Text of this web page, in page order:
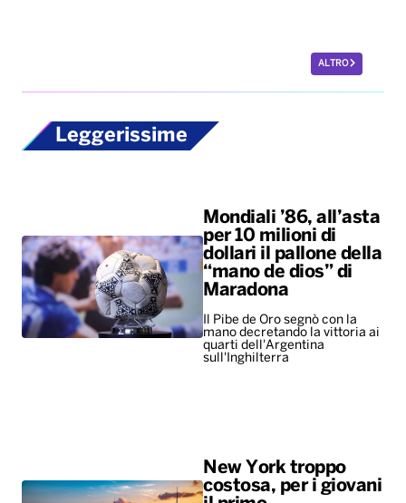
ALTRO
Leggerissime
Mondiali ’86, all’asta
per 10 milioni di
dollari il pallone della
“mano de dios” di
Maradona
Il Pibe de Oro segnò con la
mano decretando la vittoria ai
quarti dell'Argentina
sull'Inghilterra
New York troppo
costosa, per i giovani